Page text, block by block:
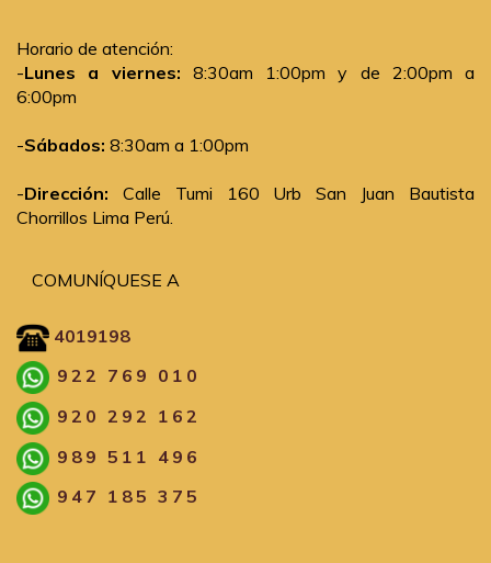
Horario de atención:
-Lunes a viernes: 8:30am 1:00pm y de 2:00pm a
6:00pm
-Sábados: 8:30am a 1:00pm
-Dirección: Calle Tumi 160 Urb San Juan Bautista
Chorrillos Lima Perú.
COMUNÍQUESE A
4019198
922 769 010
920 292 162
989 511 496
947 185 375